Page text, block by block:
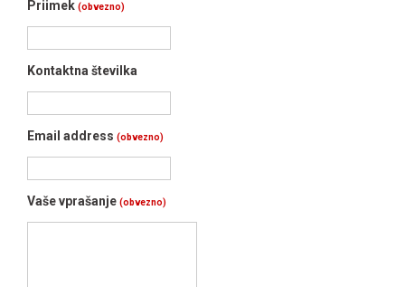
Priimek (obvezno)
Kontaktna številka
Email address (obvezno)
Vaše vprašanje (obvezno)